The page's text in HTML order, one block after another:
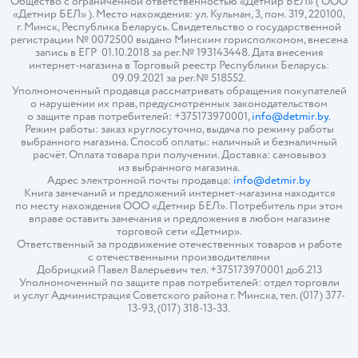
«Детмир БЕЛ» ). Место нахождения: ул. Кульман, 3, пом. 319, 220100,
г. Минск, Республика Беларусь. Свидетельство о государственной
регистрации № 0072500 выдано Минским горисполкомом, внесена
запись в ЕГР 01.10.2018 за рег.№ 193143448. Дата внесения
интернет-магазина в Торговый реестр Республики Беларусь:
09.09.2021 за рег.№ 518552.
Уполномоченный продавца рассматривать обращения покупателей
о нарушении их прав, предусмотренных законодательством
о защите прав потребителей: +375173970001,info@detmir.by.
Режим работы: заказ круглосуточно, выдача по режиму работы
выбранного магазина. Способ оплаты: наличный и безналичный
расчёт. Оплата товара при получении. Доставка: самовывоз
из выбранного магазина.
Адрес электронной почты продавца: info@detmir.by
Книга замечаний и предложений интернет-магазина находится
по месту нахождения ООО «Детмир БЕЛ». Потребитель при этом
вправе оставить замечания и предложения в любом магазине
торговой сети «Детмир».
Ответственный за продвижение отечественных товаров и работе
с отечественными производителями
Добрицкий Павел Валерьевич тел. +375173970001 доб.213
Уполномоченный по защите прав потребителей: отдел торговли
и услуг Администрация Советского района г. Минска, тел. (017) 377-
13-93, (017) 318-13-33.